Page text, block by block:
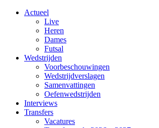
Actueel
Live
Heren
Dames
Futsal
Wedstrijden
Voorbeschouwingen
Wedstrijdverslagen
Samenvattingen
Oefenwedstrijden
Interviews
Transfers
Vacatures